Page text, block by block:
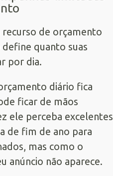
recurso de orçamento
quanto suas
por dia.
diário fica
ficar de mãos
ele perceba excelentes
de fim de ano para
mas como o
anúncio não aparece.